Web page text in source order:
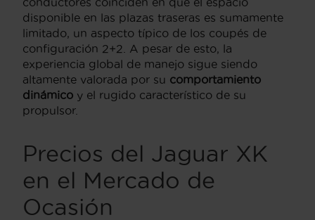
disponible en las plazas traseras es sumamente
limitado, un aspecto típico de los coupés de
configuración 2+2.
A pesar de esto, la
experiencia global de manejo sigue siendo
altamente valorada por su comportamiento
dinámico y el rugido característico de su
propulsor.
Precios del Jaguar XK
en el Mercado de
Ocasión